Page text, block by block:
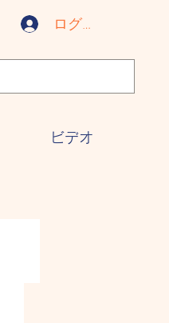
ログイン
ビデオ